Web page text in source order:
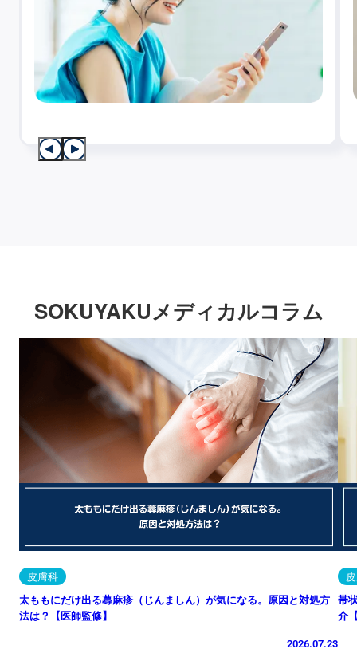
SOKUYAKUメディカルコラム
皮膚科
太ももにだけ出る蕁麻疹（じんましん）が気になる。原因と対処方
法は？【医師監修】
2026.07.23
帯
介